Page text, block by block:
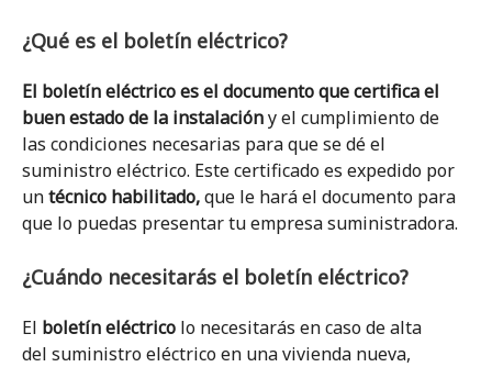
¿Qué es el boletín eléctrico?
El boletín eléctrico es el documento que certifica el
buen estado de la instalacióny el cumplimiento de
las condiciones necesarias para que se dé el
suministro eléctrico. Este certificado es expedido por
untécnico habilitado,que le hará el documento para
que lo puedas presentar tu empresa suministradora.
¿Cuándo necesitarás el boletín eléctrico?
El boletín eléctrico lo necesitarás en caso de alta
del suministro eléctrico en una vivienda nueva,